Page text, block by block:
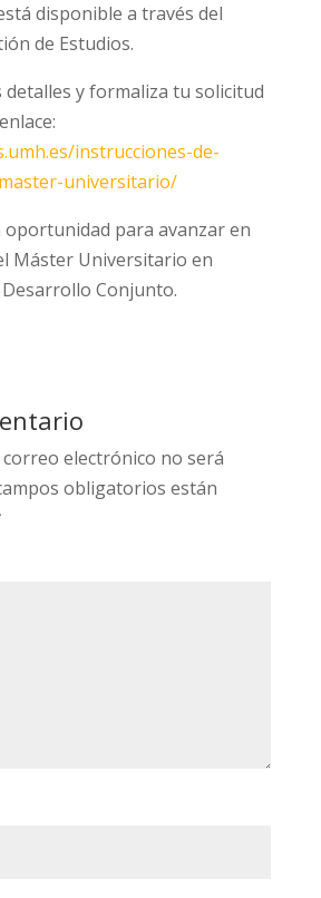
disponible a través del
de Estudios.
y formaliza tu solicitud
instrucciones-de-
universitario/
oportunidad para avanzar en
Máster Universitario en
Conjunto.
electrónico no será
obligatorios están